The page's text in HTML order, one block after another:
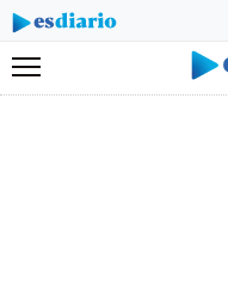
Menú